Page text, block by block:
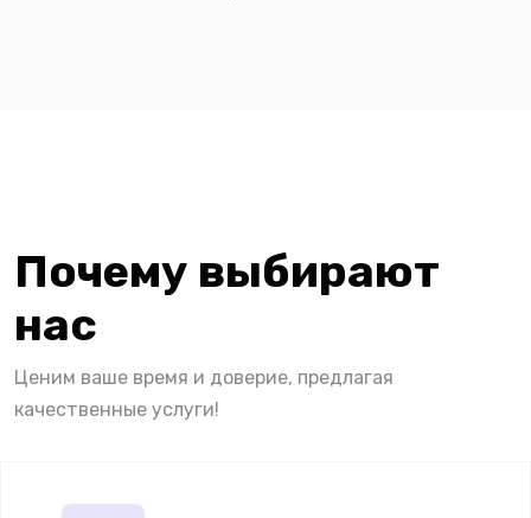
Почему выбирают
нас
Ценим ваше время и доверие, предлагая
качественные услуги!